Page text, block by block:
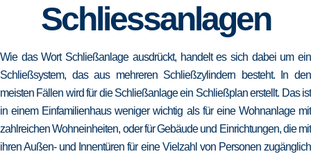
Schliessanlagen
Wie das Wort Schließanlage ausdrückt, handelt es sich dabei um ein
Schließsystem, das aus mehreren Schließzylindern besteht. In den
meisten Fällen wird für die Schließanlage ein Schließplan erstellt. Das ist
in einem Einfamilienhaus weniger wichtig als für eine Wohnanlage mit
zahlreichen Wohneinheiten, oder für Gebäude und Einrichtungen, die mit
ihren Außen- und Innentüren für eine Vielzahl von Personen zugänglich